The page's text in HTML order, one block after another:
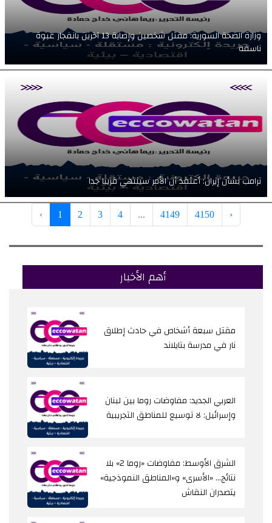
وزارة الصحة السورية: مقتل شخصين وإصابة 13 آخرين بانفجار عبوة
ناسفة
ترامب بشأن إيران: أعتقد أن الأمر سينتهي قريبا جدا
‹ 1 2 3 4 ... 4149 4150 ›
أهم الأخبار
مقتل سبعة أشخاص في حادث إطلاق
نار في مدرسة بتايلاند
العربي الجديد: مفاوضات روما بين لبنان
وإسرائيل: لا توسيع للمناطق التجريبية
الشرق الأوسط: مفاوضات «روما 2» بلا
نتائج... «الأسرى» و«المناطق النموذجية»
يتصدران النقاش